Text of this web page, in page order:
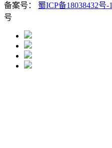
备案号： 蜀ICP备18038432号-1
号